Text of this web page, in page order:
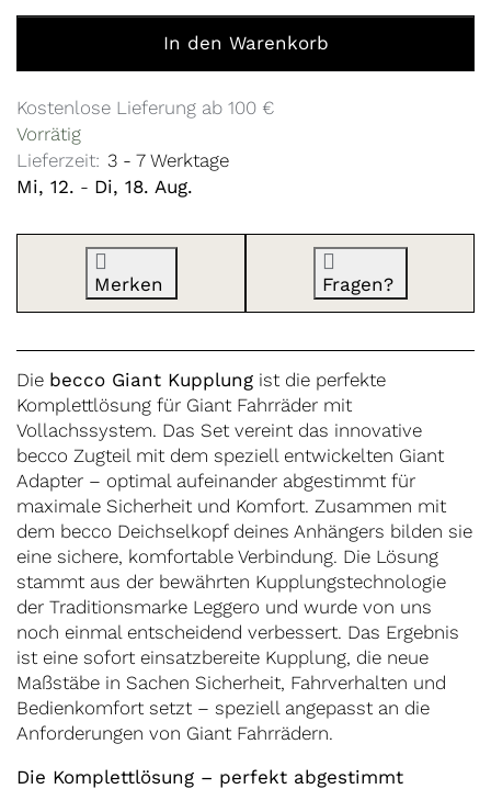
In den Warenkorb
Kostenlose Lieferung ab 100 €
Vorrätig
Lieferzeit: 3 - 7 Werktage
Mi, 12. - Di, 18. Aug.
Merken Fragen?
Die becco Giant Kupplung ist die perfekte
Komplettlösung für Giant Fahrräder mit
Vollachssystem. Das Set vereint das innovative
becco Zugteil mit dem speziell entwickelten Giant
Adapter – optimal aufeinander abgestimmt für
maximale Sicherheit und Komfort. Zusammen mit
dem becco Deichselkopf deines Anhängers bilden sie
eine sichere, komfortable Verbindung. Die Lösung
stammt aus der bewährten Kupplungstechnologie
der Traditionsmarke Leggero und wurde von uns
noch einmal entscheidend verbessert. Das Ergebnis
ist eine sofort einsatzbereite Kupplung, die neue
Maßstäbe in Sachen Sicherheit, Fahrverhalten und
Bedienkomfort setzt – speziell angepasst an die
Anforderungen von Giant Fahrrädern.
Die Komplettlösung – perfekt abgestimmt